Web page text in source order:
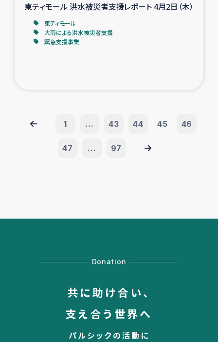
東ティモール 洪水被災者支援レポート 4月2日（木）
東ティモール
大雨による洪水被災者支援
緊急支援事業
1 ... 43 44 45 46
47 ... 97
Donation
共に助け合い、
支え合う世界へ
パルシックの活動に